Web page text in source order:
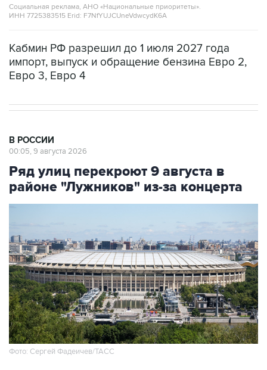
Социальная реклама, АНО «Национальные приоритеты».
ИНН 7725383515 Erid: F7NfYUJCUneVdwcydK6A
Кабмин РФ разрешил до 1 июля 2027 года
импорт, выпуск и обращение бензина Евро 2,
Евро 3, Евро 4
В РОССИИ
00:05, 9 августа 2026
Ряд улиц перекроют 9 августа в
районе "Лужников" из-за концерта
Фото: Сергей Фадеичев/ТАСС